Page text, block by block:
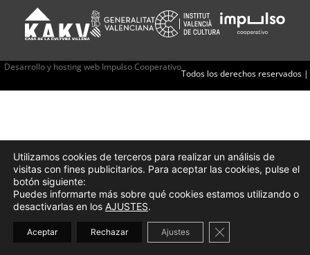
Todos los derechos reservados |
Desarrollo y hosting web Impulso Cooperativo
Utilizamos cookies de terceros para realizar un análisis de
visitas con fines publicitarios. Para aceptar las cookies, pulse el
botón siguiente:
Puedes informarte más sobre qué cookies estamos utilizando o
desactivarlas en los AJUSTES.
Aceptar Rechazar Ajustes Cerrar el banner de